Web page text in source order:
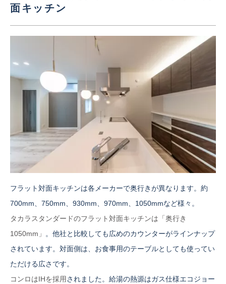
面キッチン
フラット対面キッチンは各メーカーで奥行きが異なります。約
700mm、750mm、930mm、970mm、1050mmなど様々。
タカラスタンダードのフラット対面キッチンは「奥行き
1050mm」
。他社と比較しても広めのカウンターがラインナップ
されています。対面側は、お食事用のテーブルとしても使ってい
ただける広さです。
コンロはIHを採用されました。給湯の熱源はガス仕様エコジョー